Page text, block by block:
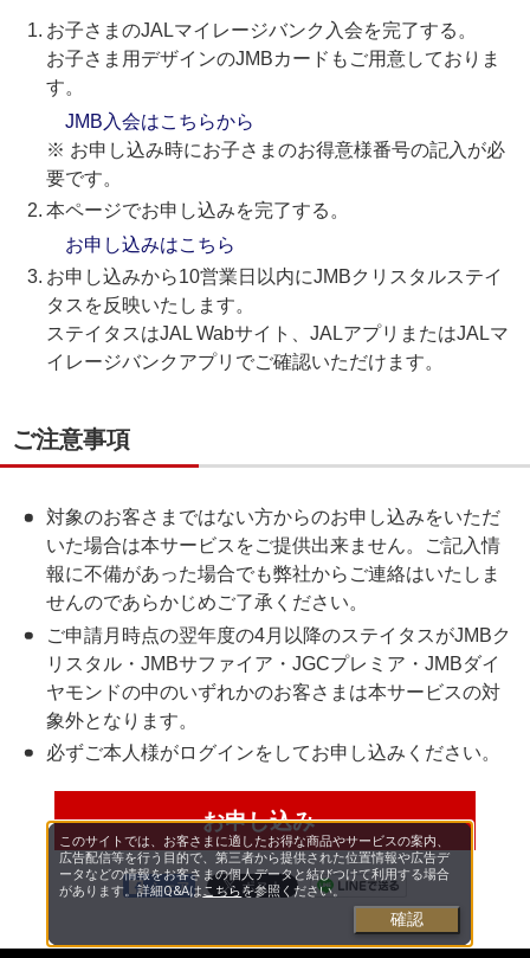
お子さまのJALマイレージバンク入会を完了する。
お子さま用デザインのJMBカードもご用意しておりま
す。
JMB入会はこちらから
※ お申し込み時にお子さまのお得意様番号の記入が必
要です。
本ページでお申し込みを完了する。
お申し込みはこちら
お申し込みから10営業日以内にJMBクリスタルステイ
タスを反映いたします。
ステイタスはJAL Wabサイト、JALアプリまたはJALマ
イレージバンクアプリでご確認いただけます。
ご注意事項
対象のお客さまではない方からのお申し込みをいただ
いた場合は本サービスをご提供出来ません。ご記入情
報に不備があった場合でも弊社からご連絡はいたしま
せんのであらかじめご了承ください。
ご申請月時点の翌年度の4月以降のステイタスがJMBク
リスタル・JMBサファイア・JGCプレミア・JMBダイ
ヤモンドの中のいずれかのお客さまは本サービスの対
象外となります。
必ずご本人様がログインをしてお申し込みください。
お申し込み
シェア
このサイトでは、お客さまに適したお得な商品やサービスの案内、
広告配信等を行う目的で、第三者から提供された位置情報や広告デ
ータなどの情報をお客さまの個人データと結びつけて利用する場合
があります。詳細Q&Aはこちらを参照ください。
確認